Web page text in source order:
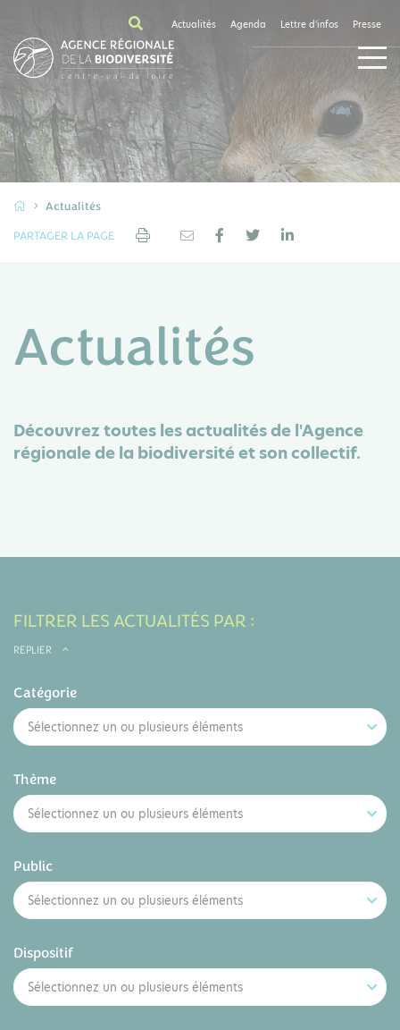
Actualités Agenda Lettre d'infos Presse
Actualités
PARTAGER LA PAGE
Actualités
Découvrez toutes les actualités de l'Agence
régionale de la biodiversité et son collectif.
FILTRER LES ACTUALITÉS PAR :
REPLIER
Catégorie
Sélectionnez un ou plusieurs éléments
Thème
Sélectionnez un ou plusieurs éléments
Public
Sélectionnez un ou plusieurs éléments
Dispositif
Sélectionnez un ou plusieurs éléments